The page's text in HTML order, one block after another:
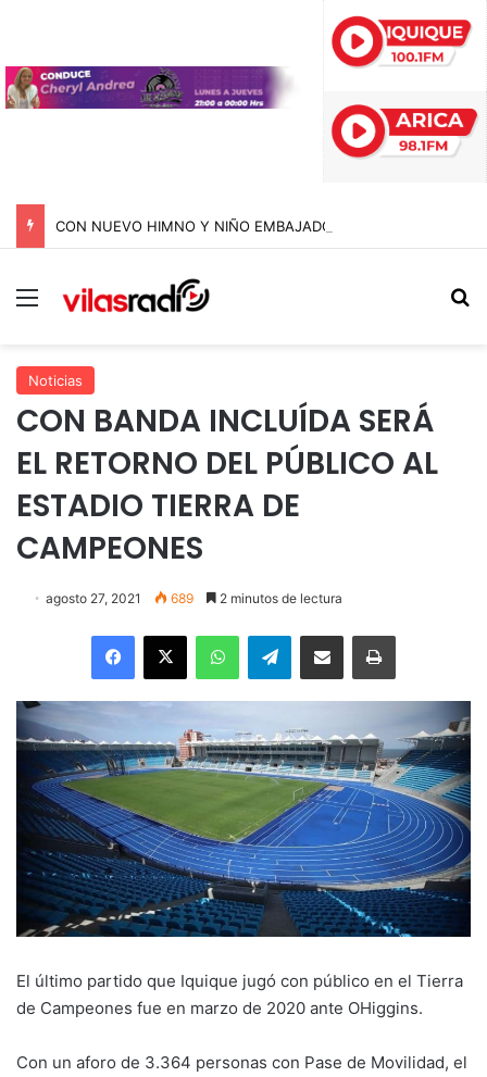
Menú
Noticias
CON BANDA INCLUÍDA SERÁ
EL RETORNO DEL PÚBLICO AL
ESTADIO TIERRA DE
CAMPEONES
agosto 27, 2021 689 2 minutos de lectura
Facebook
X WhatsAppTelegramEnviar vía email Imprimir
El último partido que Iquique jugó con público en el Tierra
de Campeones fue en marzo de 2020 ante OHiggins.
Con un aforo de 3.364 personas con Pase de Movilidad, el